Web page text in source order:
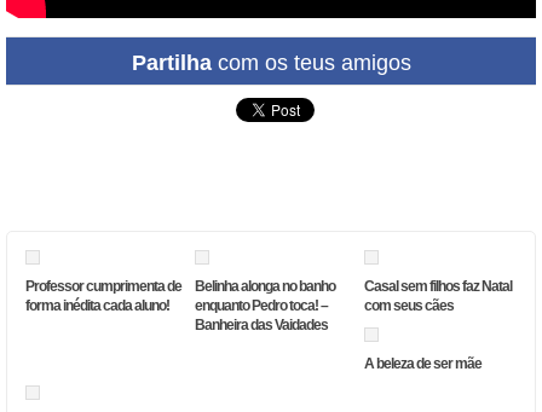
Partilhacom os teus amigos
Professor cumprimenta de
forma inédita cada aluno!
Belinha alonga no banho
enquanto Pedro toca! –
Banheira das Vaidades
Casal sem filhos faz Natal
com seus cães
A beleza de ser mãe